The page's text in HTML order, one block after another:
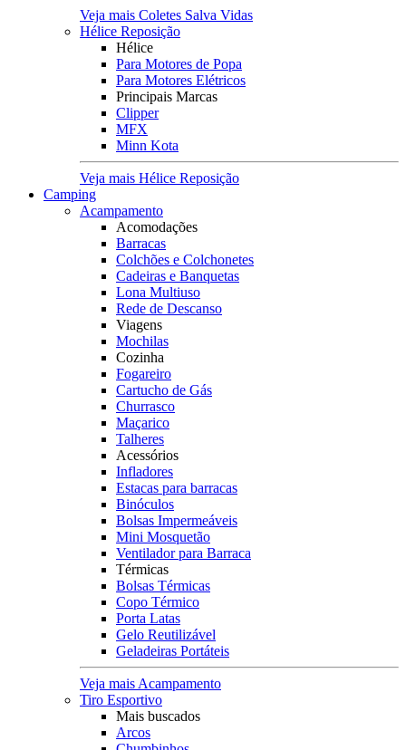
Veja mais Coletes Salva Vidas
Hélice Reposição
Hélice
Para Motores de Popa
Para Motores Elétricos
Principais Marcas
Clipper
MFX
Minn Kota
Veja mais Hélice Reposição
Camping
Acampamento
Acomodações
Barracas
Colchões e Colchonetes
Cadeiras e Banquetas
Lona Multiuso
Rede de Descanso
Viagens
Mochilas
Cozinha
Fogareiro
Cartucho de Gás
Churrasco
Maçarico
Talheres
Acessórios
Infladores
Estacas para barracas
Binóculos
Bolsas Impermeáveis
Mini Mosquetão
Ventilador para Barraca
Térmicas
Bolsas Térmicas
Copo Térmico
Porta Latas
Gelo Reutilizável
Geladeiras Portáteis
Veja mais Acampamento
Tiro Esportivo
Mais buscados
Arcos